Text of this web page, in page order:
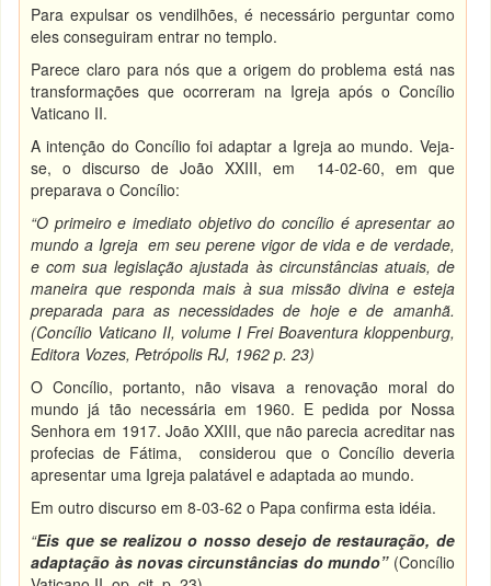
Para expulsar os vendilhões, é necessário perguntar como
eles conseguiram entrar no templo.
Parece claro para nós que a origem do problema está nas
transformações que ocorreram na Igreja após o Concílio
Vaticano II.
A intenção do Concílio foi adaptar a Igreja ao mundo. Veja-
se, o discurso de João XXIII, em 14-02-60, em que
preparava o Concílio:
“O primeiro e imediato objetivo do concílio é apresentar ao
mundo a Igreja em seu perene vigor de vida e de verdade,
e com sua legislação ajustada às circunstâncias atuais, de
maneira que responda mais à sua missão divina e esteja
preparada para as necessidades de hoje e de amanhã.
(Concílio Vaticano II, volume I Frei Boaventura kloppenburg,
Editora Vozes, Petrópolis RJ, 1962 p. 23)
O Concílio, portanto, não visava a renovação moral do
mundo já tão necessária em 1960. E pedida por Nossa
Senhora em 1917. João XXIII, que não parecia acreditar nas
profecias de Fátima, considerou que o Concílio deveria
apresentar uma Igreja palatável e adaptada ao mundo.
Em outro discurso em 8-03-62 o Papa confirma esta idéia.
“Eis que se realizou o nosso desejo de restauração, de
adaptação às novas circunstâncias do mundo”(Concílio